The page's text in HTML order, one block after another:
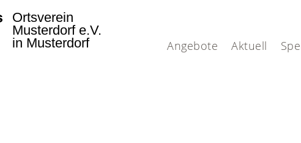
Angebote Aktuell
Ortsverein
Musterdorf e.V.
in Musterdorf